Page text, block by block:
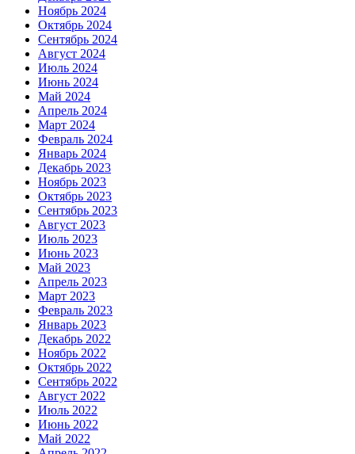
Ноябрь 2024
Октябрь 2024
Сентябрь 2024
Август 2024
Июль 2024
Июнь 2024
Май 2024
Апрель 2024
Март 2024
Февраль 2024
Январь 2024
Декабрь 2023
Ноябрь 2023
Октябрь 2023
Сентябрь 2023
Август 2023
Июль 2023
Июнь 2023
Май 2023
Апрель 2023
Март 2023
Февраль 2023
Январь 2023
Декабрь 2022
Ноябрь 2022
Октябрь 2022
Сентябрь 2022
Август 2022
Июль 2022
Июнь 2022
Май 2022